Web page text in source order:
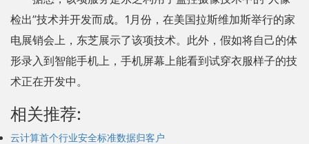
检出”技术并开发而成。1月份，在美国拉斯维加斯举行的家
电展销会上，东芝展示了该项技术。此外，假如将自己的体
形录入到智能手机上，手机屏幕上能看到试穿衣服样子的技
术正在开发中。
相关推荐:
云计算首个行业安全标准数据归客户